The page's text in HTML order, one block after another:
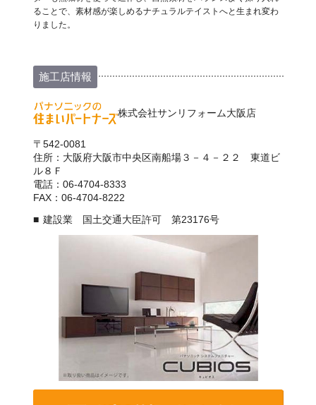
ることで、素材感が楽しめるナチュラルテイストへと生まれ変わ
りました。
施工店情報
株式会社サンリフォーム大阪店
〒542-0081
住所：大阪府大阪市中央区南船場３－４－２２ 東道ビ
ル８Ｆ
電話：06-4704-8333
FAX：06-4704-8222
建設業 国土交通大臣許可 第23176号